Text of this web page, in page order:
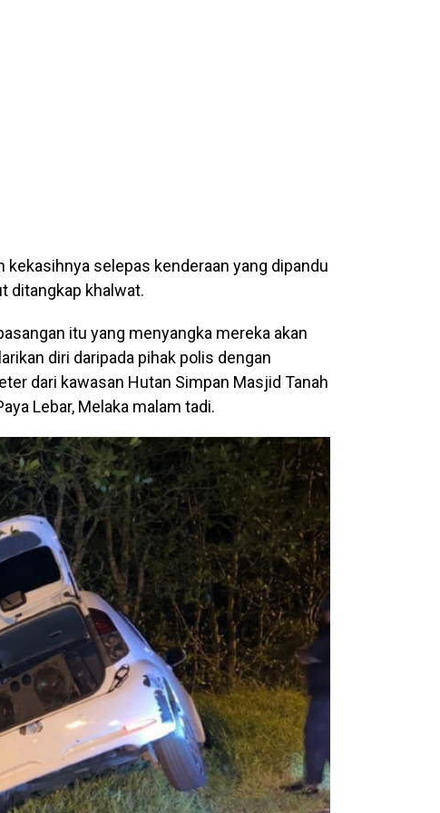
kekasihnya selepas kenderaan yang dipandu
ditangkap khalwat.
itu yang menyangka mereka akan
diri daripada pihak polis dengan
dari kawasan Hutan Simpan Masjid Tanah
Lebar, Melaka malam tadi.